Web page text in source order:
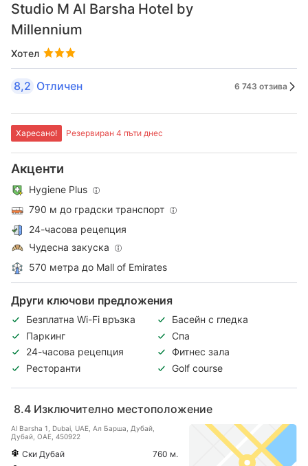
Studio M Al Barsha Hotel by
Millennium
Хотел
8,2 Отличен 6 743 отзива
Харесано! Резервиран 4 пъти днес
Акценти
Hygiene Plus
790 м до градски транспорт
24-часова рецепция
Чудесна закуска
570 метра до Mall of Emirates
Други ключови предложения
Безплатна Wi-Fi връзка
Басейн с гледка
Паркинг
Спа
24-часова рецепция
Фитнес зала
Ресторанти
Golf course
8.4 Изключително местоположение
Al Barsha 1, Dubai, UAE, Ал Барша, Дубай,
Дубай, ОАЕ, 450922
Ски Дубай
760 м.